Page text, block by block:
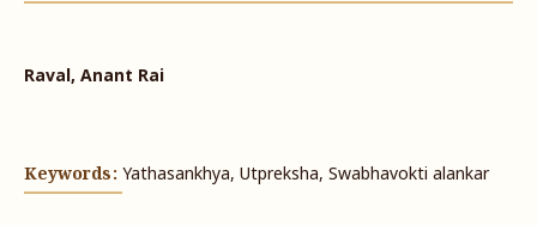
Raval, Anant Rai
Keywords: Yathasankhya, Utpreksha, Swabhavokti alankar